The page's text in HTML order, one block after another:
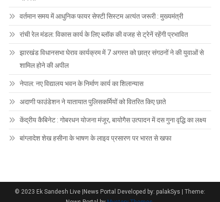
वर्तमान समय में आधुनिक फायर सेफ्टी सिस्टम अत्यंत जरूरी : मुख्यमंत्री
रांची रेल मंडल: विकास कार्य के लिए ब्लॉक की वजह से ट्रेनें रहेंगी प्रभावित
झारखंड विधानसभा घेराव कार्यक्रम में 7 अगस्त को छात्र संगठनों ने की युवाओं से
शामिल होने की अपील
नेपाल: नए विद्यालय भवन के निर्माण कार्य का शिलान्यास
अदाणी फाउंडेशन ने यातायात पुलिसकर्मियों को वितरित किए छाते
केंद्रीय कैबिनेट : गोबरधन योजना मंजूर, बायोगैस उत्पादन में दस गुना वृद्धि का लक्ष्य
बांग्लादेश शेख हसीना के भाषण के लाइव प्रसारण पर भारत से खफा
© 2023 Ek Sandesh Live |News Portal Developed by: palakSys
Theme: